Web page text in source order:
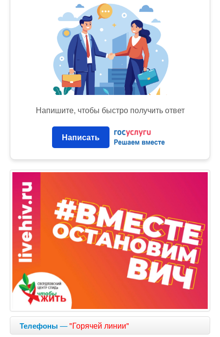
Напишите, чтобы быстро получить ответ
Написать
Телефоны —"Горячей линии"